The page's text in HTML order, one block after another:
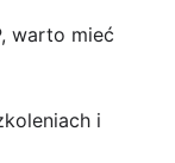
warto mieć
i